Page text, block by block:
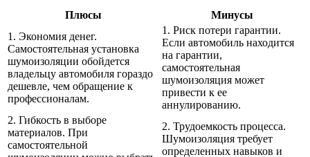
Плюсы
Минусы
1. Экономия денег.
Самостоятельная установка
шумоизоляции обойдется
владельцу автомобиля гораздо
дешевле, чем обращение к
профессионалам.
1. Риск потери гарантии.
Если автомобиль находится
на гарантии,
самостоятельная
шумоизоляция может
привести к ее
аннулированию.
2. Гибкость в выборе
материалов. При
самостоятельной
2. Трудоемкость процесса.
Шумоизоляция требует
определенных навыков и